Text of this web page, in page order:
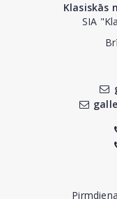
Klasiskās
SIA